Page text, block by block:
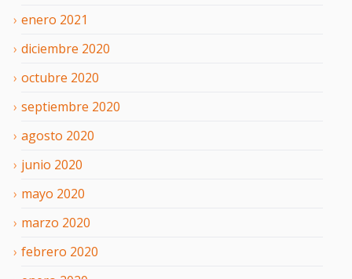
enero 2021
diciembre 2020
octubre 2020
septiembre 2020
agosto 2020
junio 2020
mayo 2020
marzo 2020
febrero 2020